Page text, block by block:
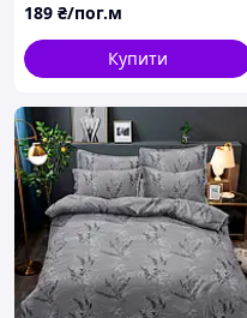
189 ₴/пог.м
Купити